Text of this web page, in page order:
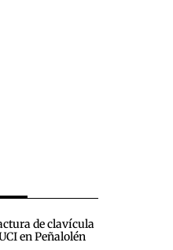
de clavícula
en Peñalolén